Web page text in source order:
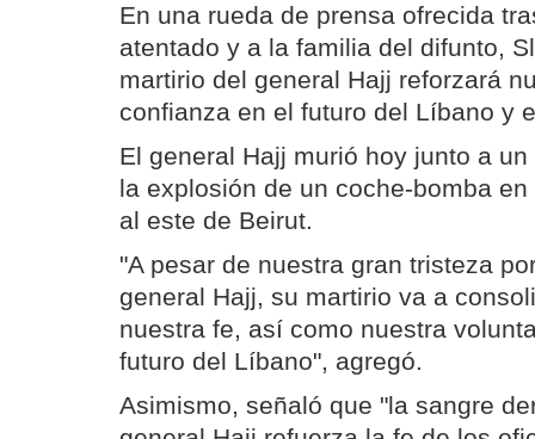
En una rueda de prensa ofrecida
atentado y a la familia del difunto,
martirio del general Hajj reforzará
confianza en el futuro del Líbano y
El general Hajj murió hoy junto a
la explosión de un coche-bomba
al este de Beirut.
"A pesar de nuestra gran tristeza
general Hajj, su martirio va a
nuestra fe, así como nuestra
futuro del Líbano", agregó.
Asimismo, señaló que "la sangre